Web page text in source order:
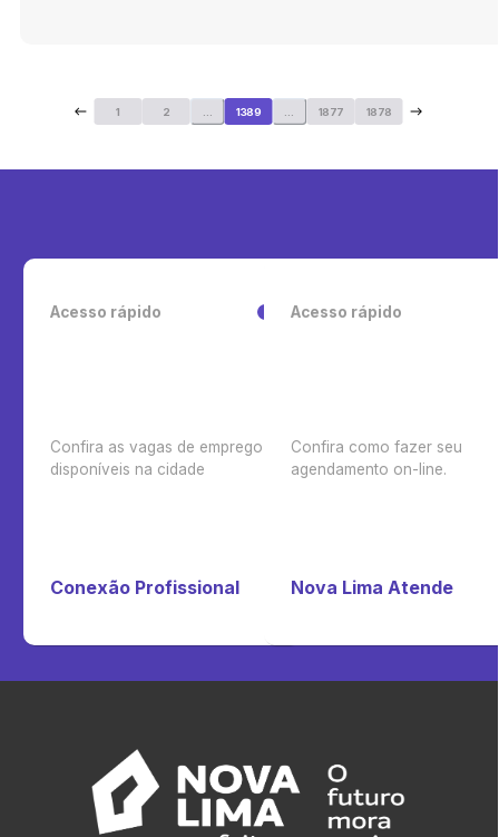
1 2 1389 1877 1878
Acesso rápido
Confira as vagas de emprego
disponíveis na cidade
Conexão Profissional
Acesso rápido
Confira como fazer seu
agendamento on-line.
Nova Lima Atende